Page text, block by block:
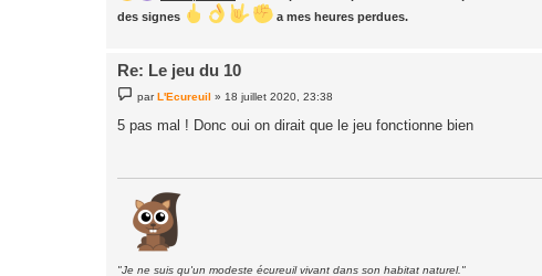
des signes
a mes heures perdues.
Re: Le jeu du 10
e
s
parL'Ecureuil » 18 juillet 2020, 23:38
5 pas mal ! Donc oui on dirait que le jeu fonctionne bien
"Je ne suis qu'un modeste écureuil vivant dans son habitat naturel."